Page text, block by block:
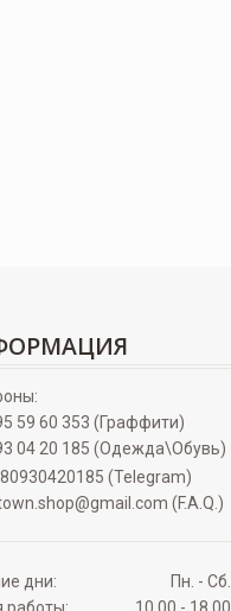
59 60 353 (Граффити)
04 20 185 (Одежда\Обувь)
(Telegram)
(F.A.Q.)
дни:
Пн. - Сб.